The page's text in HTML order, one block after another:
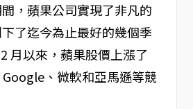
，蘋果公司實現了非凡的
了迄今為止最好的幾個季
月以來，蘋果股價上漲了
、微軟和亞馬遜等競